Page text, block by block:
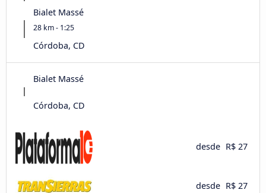
Bialet Massé
28 km - 1:25
Córdoba, CD
Bialet Massé
Córdoba, CD
desde R$ 27
desde R$ 27